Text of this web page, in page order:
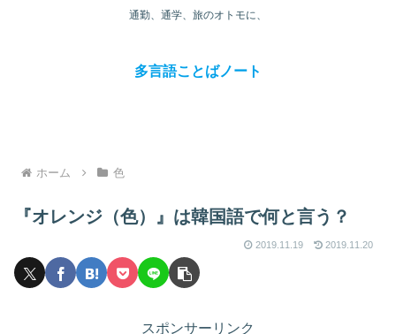
通勤、通学、旅のオトモに、
多言語ことばノート
ホーム 色
『オレンジ（色）』は韓国語で何と言う？
2019.11.19 2019.11.20
スポンサーリンク